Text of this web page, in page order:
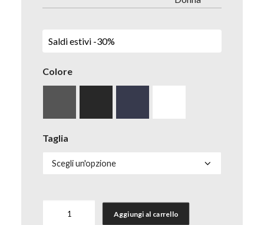
Saldi estivi -30%
Colore
Taglia
Aggiungi al carrello